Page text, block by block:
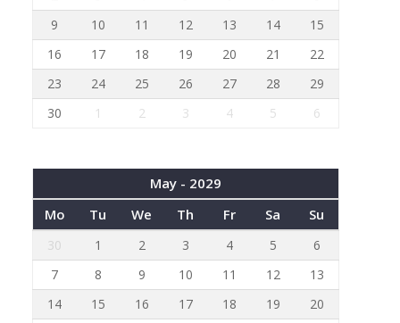
9
10 11 12 13 14
15
16
17 18 19 20 21
22
23
24 25 26 27 28
29
30
1 2 3 4 5 6
May - 2029
Mo
Tu We Th Fr Sa Su
30 1 2 3 4 5
6
7
8 9 10 11 12
13
14
15 16 17 18 19
20